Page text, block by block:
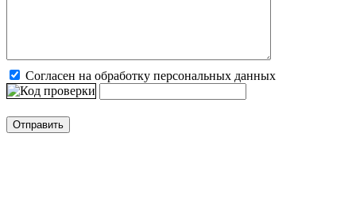
Согласен на обработку персональных данных